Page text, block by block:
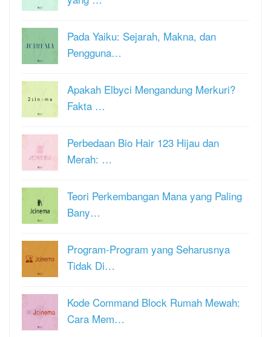
Pada Yaiku: Sejarah, Makna, dan
Pengguna…
Apakah Elbyci Mengandung Merkuri?
Fakta …
Perbedaan Bio Hair 123 Hijau dan
Merah: …
Teori Perkembangan Mana yang Paling
Bany…
Program-Program yang Seharusnya
Tidak Di…
Kode Command Block Rumah Mewah:
Cara Mem…